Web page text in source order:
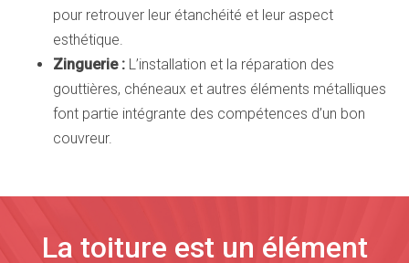
pour retrouver leur étanchéité et leur aspect
esthétique.
Zinguerie :L’installation et la réparation des
gouttières, chéneaux et autres éléments métalliques
font partie intégrante des compétences d’un bon
couvreur.
La toiture est un élément